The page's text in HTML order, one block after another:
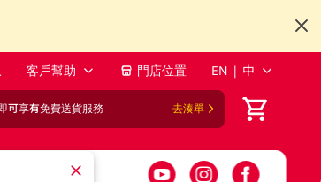
客戶幫助 門店位置 EN | 中
可享有免費送貨服務 去湊單